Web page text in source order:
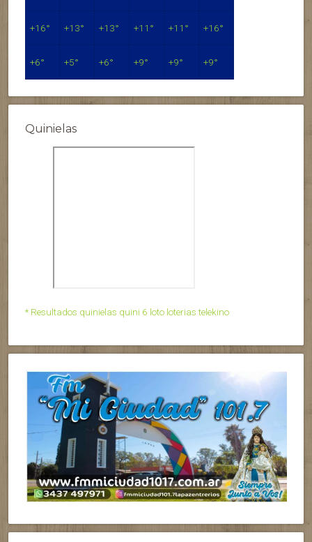
+16° +13° +13° +11° +11° +16°
+6° +5° +6° +9° +9° +9°
Quinielas
* Resultados quinielas quini 6 loto loterias telekino